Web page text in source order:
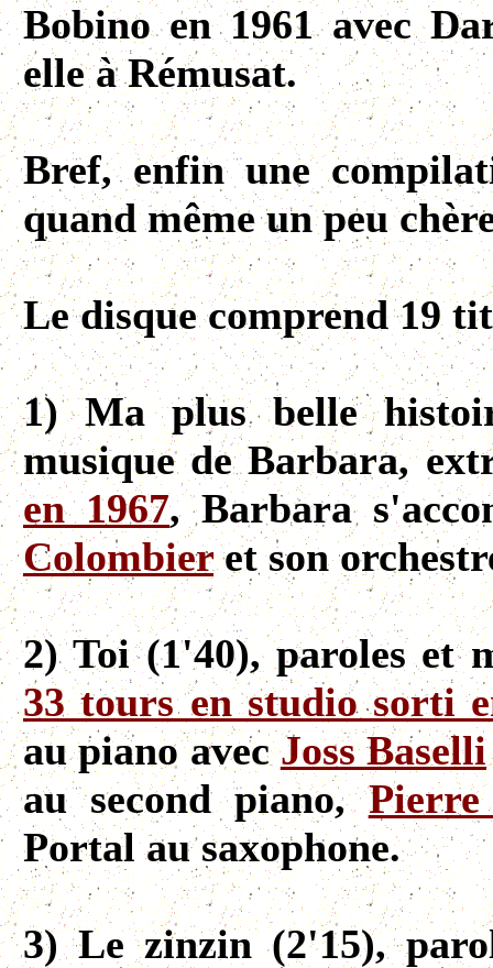
Bobino en 1961 avec
elle à Rémusat.
Bref, enfin une
quand même un peu
Le disque comprend 19
1) Ma plus belle
musique de Barbara,
en 1967, Barbara
Colombieret son
2) Toi (1'40), paroles et
33 tours en studio sorti
au piano avecJoss Baselli
au second piano,Pierre
Portal au saxophone.
3) Le zinzin (2'15),